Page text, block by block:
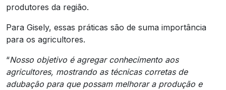
produtores da região.
Para Gisely, essas práticas são de suma importância
para os agricultores.
“Nosso objetivo é agregar conhecimento aos
agricultores, mostrando as técnicas corretas de
adubação para que possam melhorar a produção e